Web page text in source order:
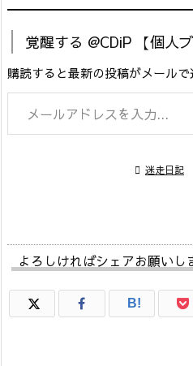
覚醒する @CDiP 【個人
購読すると最新の投稿がメールで
メールアドレスを入力...
 迷走日記
よろしければシェアお願いし
B!